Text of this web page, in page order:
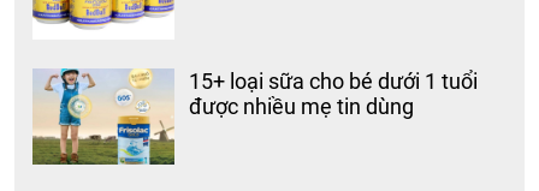
15+ loại sữa cho bé dưới 1 tuổi
được nhiều mẹ tin dùng